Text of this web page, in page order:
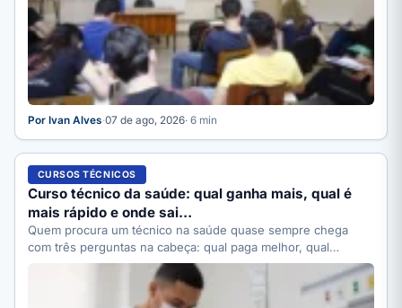
Por Ivan Alves·07 de ago, 2026· 6 min
CURSOS TÉCNICOS
Curso técnico da saúde: qual ganha mais, qual é
mais rápido e onde sai…
Quem procura um técnico na saúde quase sempre chega
com três perguntas na cabeça: qual paga melhor, qual…